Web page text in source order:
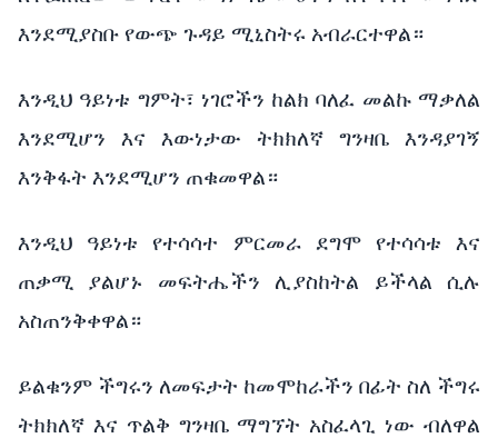
እንደሚያስቡ የውጭ ጉዳይ ሚኒስትሩ አብራርተዋል።
እንዲህ ዓይነቱ ግምት፣ ነገሮችን ከልክ ባለፈ መልኩ ማቃለል
እንደሚሆን እና እውነታው ትክክለኛ ግንዛቤ እንዳያገኝ
እንቅፋት እንደሚሆን ጠቁመዋል።
እንዲህ ዓይነቱ የተሳሳተ ምርመራ ደግሞ የተሳሳቱ እና
ጠቃሚ ያልሆኑ መፍትሔችን ሊያስከትል ይችላል ሲሉ
አስጠንቅቀዋል።
ይልቁንም ችግሩን ለመፍታት ከመሞከራችን በፊት ስለ ችግሩ
ትክክለኛ እና ጥልቅ ግንዛቤ ማግኘት አስፈላጊ ነው ብለዋል